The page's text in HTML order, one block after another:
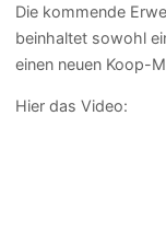
Die kommende
beinhaltet sowohl
einen neuen Koop-
Hier das Video: